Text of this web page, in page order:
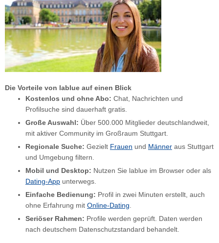
Die Vorteile von lablue auf einen Blick
Kostenlos und ohne Abo: Chat, Nachrichten und
Profilsuche sind dauerhaft gratis.
Große Auswahl: Über 500.000 Mitglieder deutschlandweit,
mit aktiver Community im Großraum Stuttgart.
Regionale Suche: Gezielt Frauen und Männer aus Stuttgart
und Umgebung filtern.
Mobil und Desktop: Nutzen Sie lablue im Browser oder als
Dating-App unterwegs.
Einfache Bedienung: Profil in zwei Minuten erstellt, auch
ohne Erfahrung mit Online-Dating.
Seriöser Rahmen: Profile werden geprüft. Daten werden
nach deutschem Datenschutzstandard behandelt.